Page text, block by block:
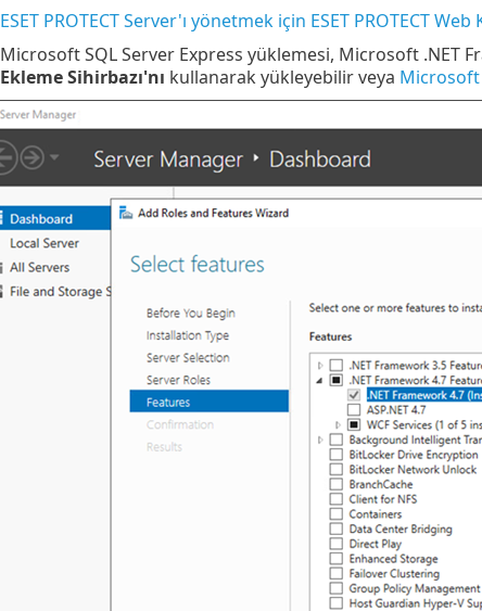
ESET PROTECT Server'ı yönetmek için ESET PROTECT Web
Microsoft SQL Server Express yüklemesi, Microsoft .NET
Ekleme Sihirbazı'nı kullanarak yükleyebilir veya Microsoft